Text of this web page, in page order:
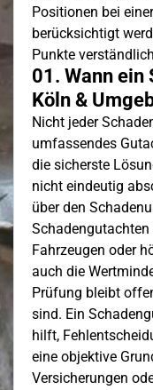
Positionen bei
berücksichtigt
Punkte
01. Wann ein
Köln &
Nicht jeder
umfassendes
die sicherste
nicht eindeutig
über den
Schadengutachten
Fahrzeugen oder
auch die
Prüfung bleibt
sind. Ein
hilft,
eine objektive
Versicherungen